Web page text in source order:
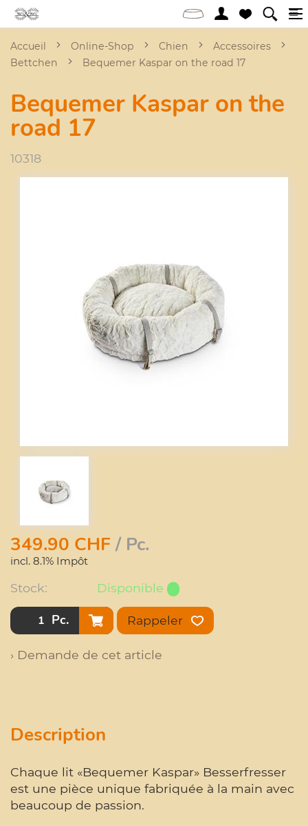
Accueil Online-Shop Chien
Accessoires
Bettchen
Bequemer Kaspar on the road 17
Bequemer Kaspar on the
road 17
10318
349.90 CHF/ Pc.
incl. 8.1% Impôt
Stock: Disponible
Pc. Rappeler
› Demande de cet article
Description
Chaque lit «Bequemer Kaspar» Besserfresser
est une pièce unique fabriquée à la main avec
beaucoup de passion.